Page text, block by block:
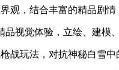
观，结合丰富的精品剧情
品视觉体验，立绘、建模
战玩法，对抗神秘白雪中